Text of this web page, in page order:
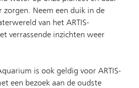
zorgen. Neem een duik in de
van het ARTIS-
verrassende inzichten weer
is ook geldig voor ARTIS-
een bezoek aan de oudste